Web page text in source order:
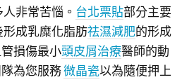
非常苦惱。 台北票貼部分主要
形成乳糜化脂肪祛濕減肥的形成
損傷最小頭皮屑治療醫師的動
為您服務微晶瓷以為隨便押上